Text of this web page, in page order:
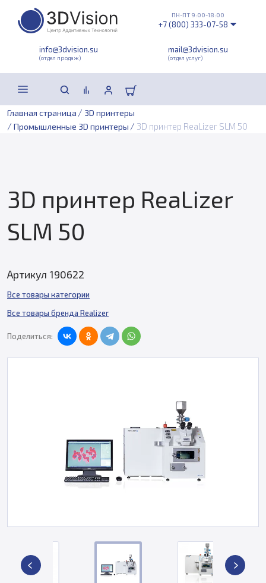
info@3dvision.su
(отдел продаж)
mail@3dvision.su
(отдел услуг)
ПН-ПТ 9:00-18:00
+7 (800) 333-07-58
Главная страница / 3D принтеры
/ Промышленные 3D принтеры / 3D принтер ReaLizer SLM 50
3D принтер ReaLizer
SLM 50
Артикул 190622
Все товары категории
Все товары бренда Realizer
Поделиться: